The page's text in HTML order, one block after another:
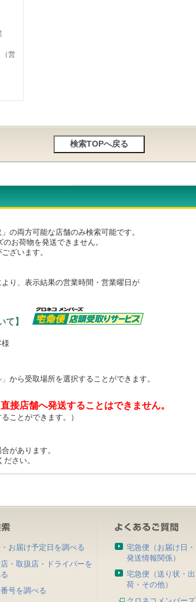
営
の両方可能な店舗のみ検索可能です。
お荷物を発送できません。
ざいます。
り、表示結果の営業時間・営業曜日が
て】
から受取場所を選択することができます。
接店舗へ発送することはできません。
ことができます。）
があります。
さい。
お届け予定日を調べる
・取扱店・ドライバーを
号を調べる
宅急便（お届け日・
発送情報関係）
宅急便（送り状・出
荷・その他）